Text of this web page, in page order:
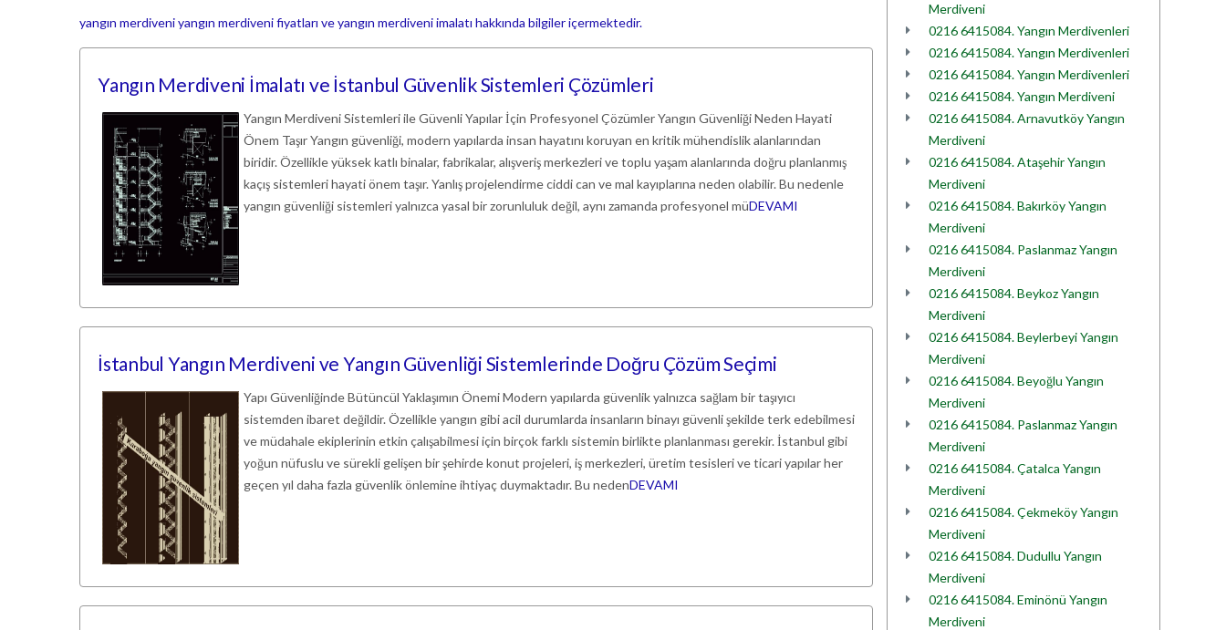
yangın merdiveniyangın merdiveni fiyatları ve yangın merdiveni imalatı hakkında bilgiler içermektedir.
Yangın Merdiveni İmalatı ve İstanbul Güvenlik Sistemleri Çözümleri
Yangın Merdiveni Sistemleri ile Güvenli Yapılar İçin Profesyonel Çözümler Yangın Güvenliği Neden Hayati
Önem Taşır Yangın güvenliği, modern yapılarda insan hayatını koruyan en kritik mühendislik alanlarından
biridir. Özellikle yüksek katlı binalar, fabrikalar, alışveriş merkezleri ve toplu yaşam alanlarında doğru planlanmış
kaçış sistemleri hayati önem taşır. Yanlış projelendirme ciddi can ve mal kayıplarına neden olabilir. Bu nedenle
yangın güvenliği sistemleri yalnızca yasal bir zorunluluk değil, aynı zamanda profesyonel müDEVAMI
İstanbul Yangın Merdiveni ve Yangın Güvenliği Sistemlerinde Doğru Çözüm Seçimi
Yapı Güvenliğinde Bütüncül Yaklaşımın Önemi Modern yapılarda güvenlik yalnızca sağlam bir taşıyıcı
sistemden ibaret değildir. Özellikle yangın gibi acil durumlarda insanların binayı güvenli şekilde terk edebilmesi
ve müdahale ekiplerinin etkin çalışabilmesi için birçok farklı sistemin birlikte planlanması gerekir. İstanbul gibi
yoğun nüfuslu ve sürekli gelişen bir şehirde konut projeleri, iş merkezleri, üretim tesisleri ve ticari yapılar her
geçen yıl daha fazla güvenlik önlemine ihtiyaç duymaktadır. Bu nedenDEVAMI
Merdiveni
0216 6415084. Yangın Merdivenleri
0216 6415084. Yangın Merdivenleri
0216 6415084. Yangın Merdivenleri
0216 6415084. Yangın Merdiveni
0216 6415084. Arnavutköy Yangın
Merdiveni
0216 6415084. Ataşehir Yangın
Merdiveni
0216 6415084. Bakırköy Yangın
Merdiveni
0216 6415084. Paslanmaz Yangın
Merdiveni
0216 6415084. Beykoz Yangın
Merdiveni
0216 6415084. Beylerbeyi Yangın
Merdiveni
0216 6415084. Beyoğlu Yangın
Merdiveni
0216 6415084. Paslanmaz Yangın
Merdiveni
0216 6415084. Çatalca Yangın
Merdiveni
0216 6415084. Çekmeköy Yangın
Merdiveni
0216 6415084. Dudullu Yangın
Merdiveni
0216 6415084. Eminönü Yangın
Merdiveni